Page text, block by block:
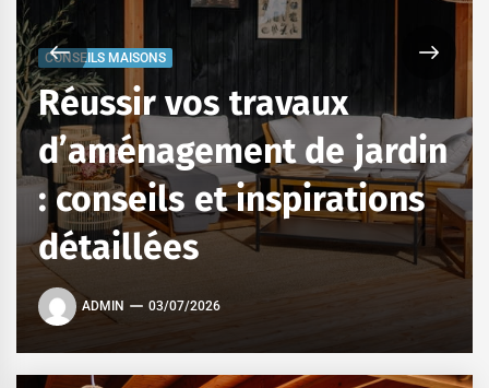
CONSEILS MAISONS
Réussir vos travaux
d’aménagement de jardin
: conseils et inspirations
détaillées
ADMIN 03/07/2026